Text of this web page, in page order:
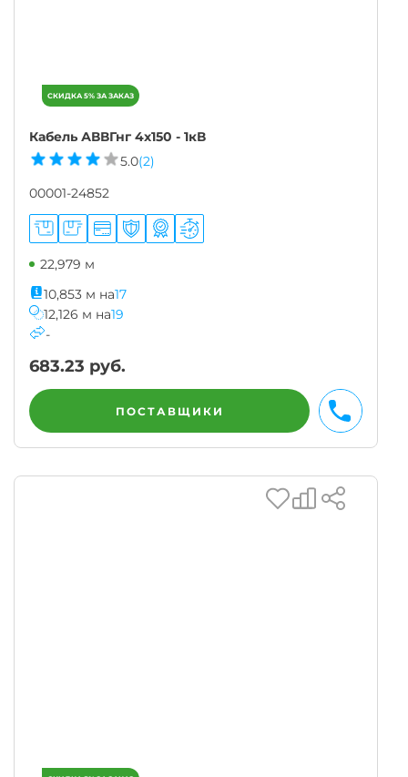
Кабель АВВГнг 4х150 - 1кВ
5.0(2)
00001-24852
22,979 м
10,853 м на17
12,126 м на19
-
683.23 руб.
ПОСТАВЩИКИ